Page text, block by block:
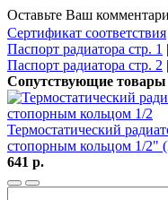
Оставьте Ваш
Сертификат соответствия
Паспорт радиатора стр. 1
Паспорт радиатора стр. 2
Сопутствующие товары
Термостатический
стопорным кольцом 1/2"
641 р.